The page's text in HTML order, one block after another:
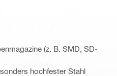
(z. B. SMD, SD-
hochfester Stahl